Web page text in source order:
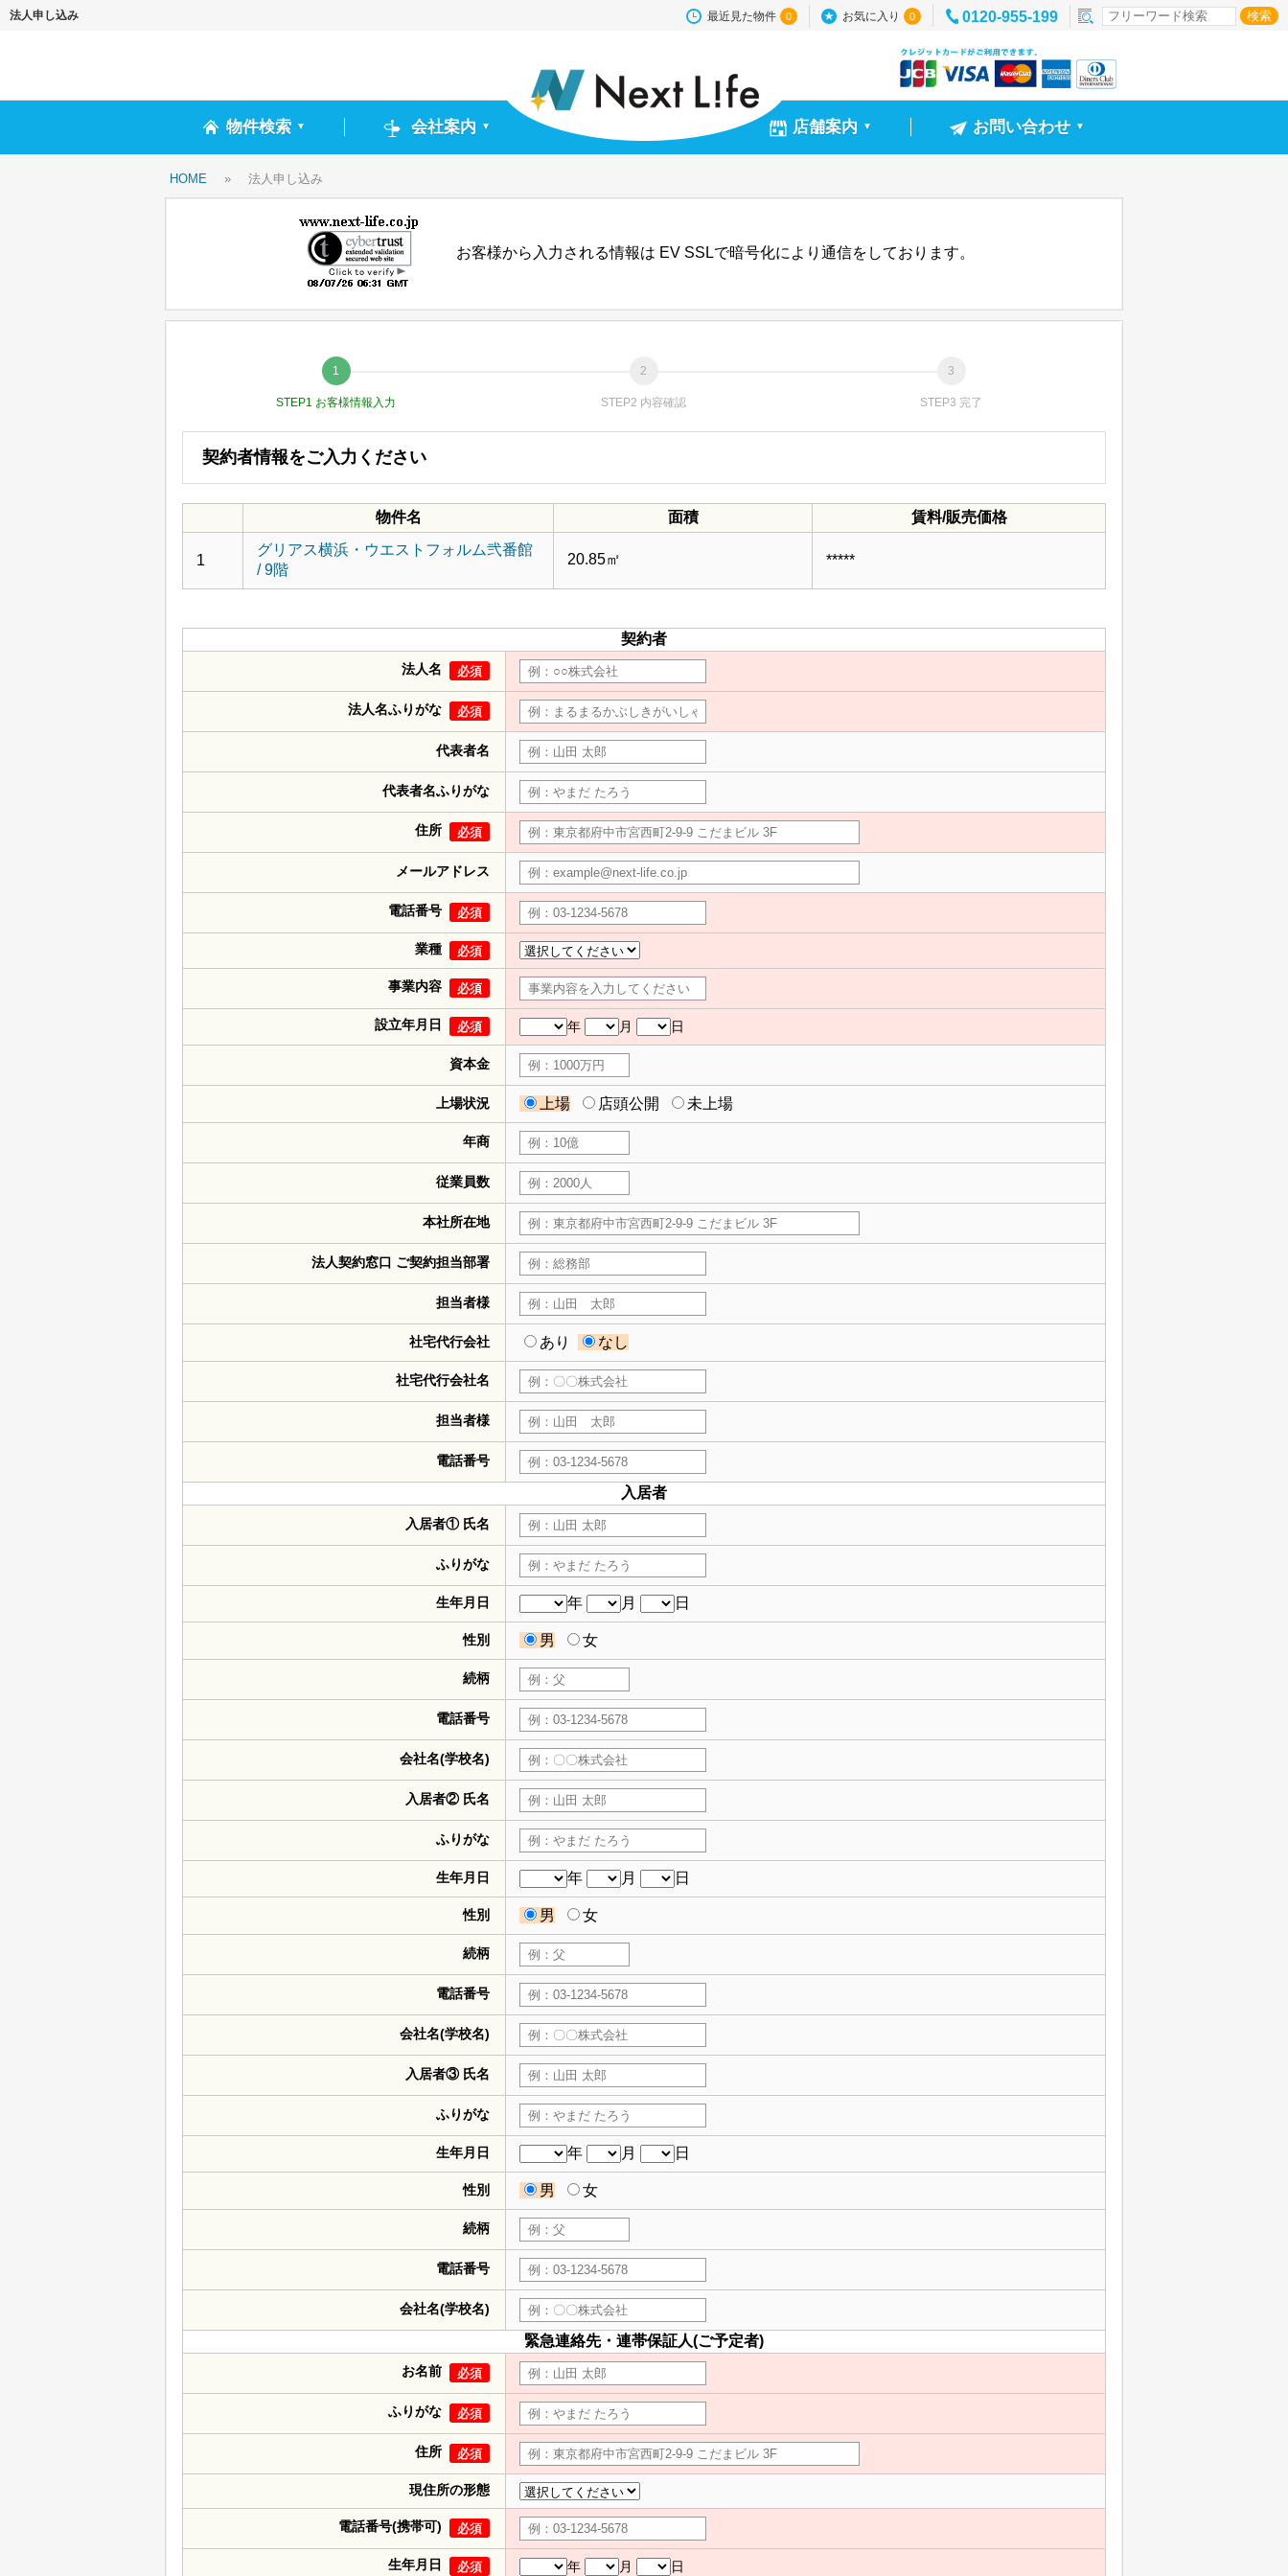
法人申し込み 最近見た物件 0 お気に入り 0 0120-955-199
物件検索 ▼ 会社案内 ▼ 店舗案内 ▼ お問い合わせ ▼
HOME » 法人申し込み
お客様から入力される情報は EV SSLで暗号化により通信をしております。
STEP1 お客様情報入力 STEP2 内容確認 STEP3 完了
契約者情報をご入力ください
物件名 面積 賃料/販売価格
1
グリアス横浜・ウエストフォルム弐番館
/ 9階
20.85㎡ *****
契約者
法人名 必須
法人名ふりがな 必須
代表者名
代表者名ふりがな
住所 必須
メールアドレス
電話番号 必須
業種 必須
事業内容 必須
設立年月日 必須 年 月 日
資本金
上場状況 上場 店頭公開 未上場
年商
従業員数
本社所在地
法人契約窓口 ご契約担当部署
担当者様
社宅代行会社 あり なし
社宅代行会社名
担当者様
電話番号
入居者
入居者① 氏名
ふりがな
生年月日 年 月 日
性別 男 女
続柄
電話番号
会社名(学校名)
入居者② 氏名
ふりがな
生年月日 年 月 日
性別 男 女
続柄
電話番号
会社名(学校名)
入居者③ 氏名
ふりがな
生年月日 年 月 日
性別 男 女
続柄
電話番号
会社名(学校名)
緊急連絡先・連帯保証人(ご予定者)
お名前 必須
ふりがな 必須
住所 必須
現住所の形態
電話番号(携帯可) 必須
生年月日 必須 年 月 日